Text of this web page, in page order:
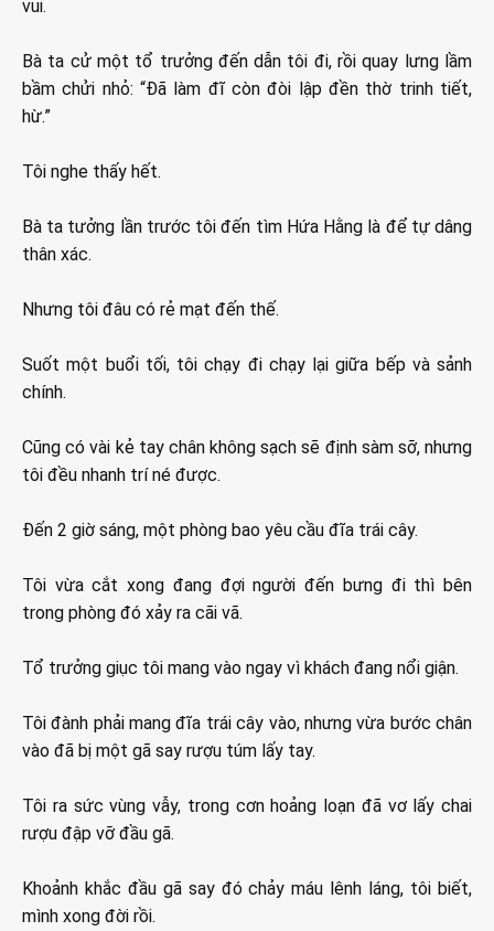
vui.
Bà ta cử một tổ trưởng đến dẫn tôi đi, rồi quay lưng lầm
bầm chửi nhỏ: “Đã làm đĩ còn đòi lập đền thờ trinh tiết,
hừ.”
Tôi nghe thấy hết.
Bà ta tưởng lần trước tôi đến tìm Hứa Hằng là để tự dâng
thân xác.
Nhưng tôi đâu có rẻ mạt đến thế.
Suốt một buổi tối, tôi chạy đi chạy lại giữa bếp và sảnh
chính.
Cũng có vài kẻ tay chân không sạch sẽ định sàm sỡ, nhưng
tôi đều nhanh trí né được.
Đến 2 giờ sáng, một phòng bao yêu cầu đĩa trái cây.
Tôi vừa cắt xong đang đợi người đến bưng đi thì bên
trong phòng đó xảy ra cãi vã.
Tổ trưởng giục tôi mang vào ngay vì khách đang nổi giận.
Tôi đành phải mang đĩa trái cây vào, nhưng vừa bước chân
vào đã bị một gã say rượu túm lấy tay.
Tôi ra sức vùng vẫy, trong cơn hoảng loạn đã vơ lấy chai
rượu đập vỡ đầu gã.
Khoảnh khắc đầu gã say đó chảy máu lênh láng, tôi biết,
mình xong đời rồi.